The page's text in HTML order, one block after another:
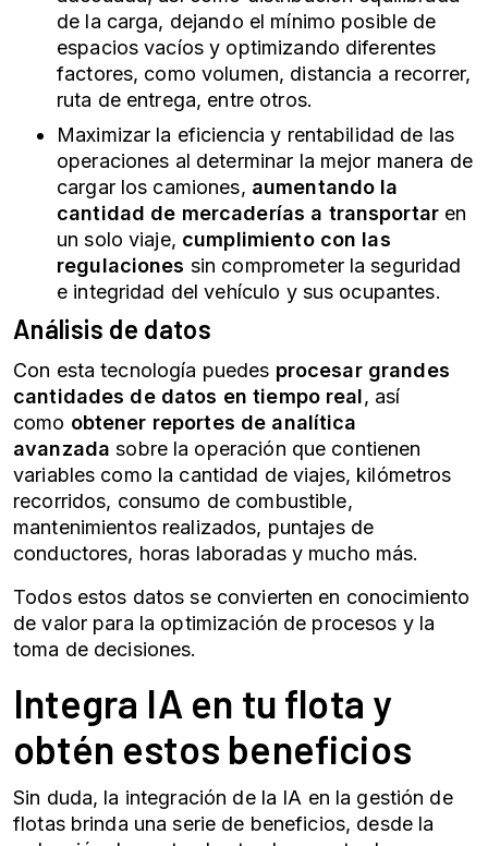
de la carga, dejando el mínimo posible de
espacios vacíos y optimizando diferentes
factores, como volumen, distancia a recorrer,
ruta de entrega, entre otros.
Maximizar la eficiencia y rentabilidad de las
operaciones al determinar la mejor manera de
cargar los camiones, aumentando la
cantidad de mercaderías a transportar en
un solo viaje, cumplimiento con las
regulaciones sin comprometer la seguridad
e integridad del vehículo y sus ocupantes.
Análisis de datos
Con esta tecnología puedes procesar grandes
cantidades de datos en tiempo real, así
como obtener reportes de analítica
avanzada sobre la operación que contienen
variables como la cantidad de viajes, kilómetros
recorridos, consumo de combustible,
mantenimientos realizados, puntajes de
conductores, horas laboradas y mucho más.
Todos estos datos se convierten en conocimiento
de valor para la optimización de procesos y la
toma de decisiones.
Integra IA en tu flota y
obtén estos beneficios
Sin duda, la integración de la IA en la gestión de
flotas brinda una serie de beneficios, desde la